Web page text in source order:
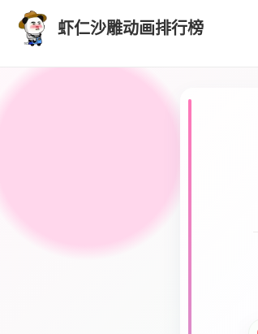
虾仁沙雕动画排行榜